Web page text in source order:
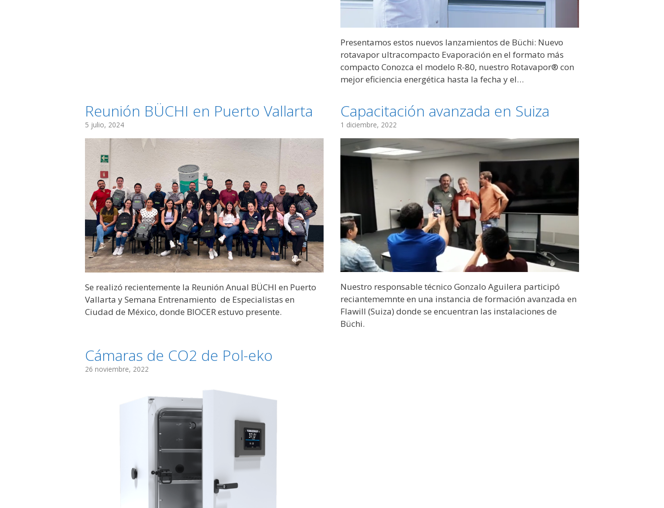
Presentamos estos nuevos lanzamientos de Büchi: Nuevo
rotavapor ultracompacto Evaporación en el formato más
compacto Conozca el modelo R-80, nuestro Rotavapor® con
mejor eficiencia energética hasta la fecha y el…
Reunión BÜCHI en Puerto Vallarta
5 julio, 2024
Se realizó recientemente la Reunión Anual BÜCHI en Puerto
Vallarta y Semana Entrenamiento de Especialistas en
Ciudad de México, donde BIOCER estuvo presente.
Capacitación avanzada en Suiza
1 diciembre, 2022
Nuestro responsable técnico Gonzalo Aguilera participó
reciantememnte en una instancia de formación avanzada en
Flawill (Suiza) donde se encuentran las instalaciones de
Büchi.
Cámaras de CO2 de Pol-eko
26 noviembre, 2022